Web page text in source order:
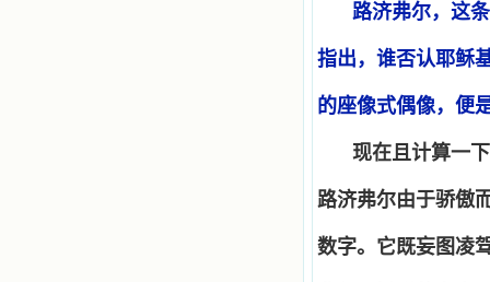
路济弗尔，这
指出，谁否认耶稣
的座像式偶像，便
现在且计算一
路济弗尔由于骄傲
数字。它既妄图凌